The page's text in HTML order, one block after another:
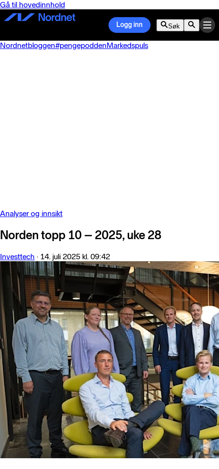
Gå til hovedinnhold
Logg inn Søk
Nordnetbloggen#pengepoddenMarkedspuls
Analyser og innsikt
Norden topp 10 – 2025, uke 28
Investtech · 14. juli 2025 kl. 09:42